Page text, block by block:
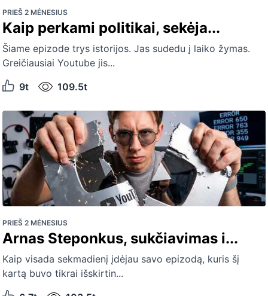
PRIEŠ 2 MĖNESIUS
Kaip perkami politikai, sekėja...
Šiame epizode trys istorijos. Jas sudedu į laiko žymas.
Greičiausiai Youtube jis...
9t
109.5t
PRIEŠ 2 MĖNESIUS
Arnas Steponkus, sukčiavimas i...
Kaip visada sekmadienį įdėjau savo epizodą, kuris šį
kartą buvo tikrai išskirtin...